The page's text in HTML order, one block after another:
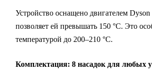
Устройство оснащено двигателем
позволяет ей превышать 150 °C. Это
температурой до 200–210 °C.
Комплектация: 8 насадок для любых